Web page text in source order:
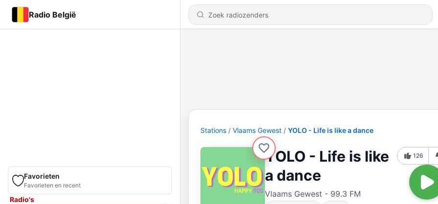
Radio België
Favorieten
Favorieten en recent
Radio's
Stations Vlaams Gewest YOLO - Life is like a dance
YOLO - Life is like
a dance
Vlaams Gewest - 99.3 FM
126